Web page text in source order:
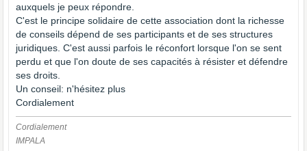
auxquels je peux répondre.
C'est le principe solidaire de cette association dont la richesse
de conseils dépend de ses participants et de ses structures
juridiques. C'est aussi parfois le réconfort lorsque l'on se sent
perdu et que l'on doute de ses capacités à résister et défendre
ses droits.
Un conseil: n'hésitez plus
Cordialement
Cordialement
IMPALA